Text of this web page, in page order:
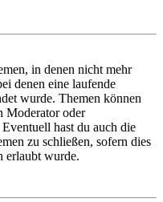
in denen nicht mehr
denen eine laufende
wurde. Themen können
Moderator oder
hast du auch die
zu schließen, sofern dies
erlaubt wurde.